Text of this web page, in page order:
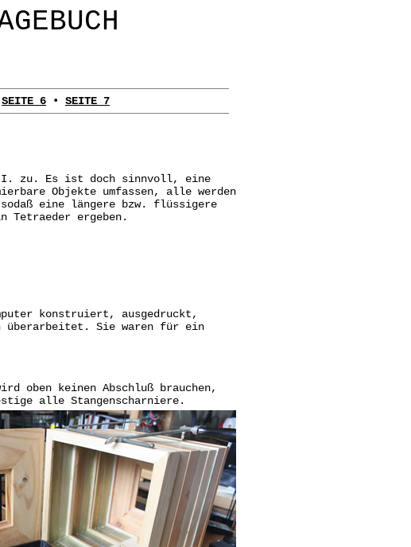
SEITE 6 • SEITE 7
II. zu. Es ist doch sinnvoll, eine
Objekte umfassen, alle werden
eine längere bzw. flüssigere
Tetraeder ergeben.
konstruiert, ausgedruckt,
überarbeitet. Sie waren für ein
oben keinen Abschluß brauchen,
alle Stangenscharniere.